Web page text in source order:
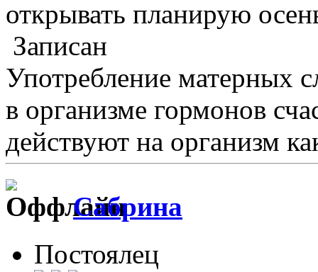
открывать планирую
Записан
Употребление матерных
в организме гормонов
действуют на организм
Сабрина
Постоялец